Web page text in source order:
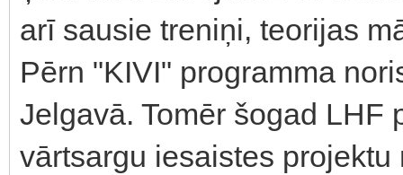
arī sausie treniņi, teorijas
Pērn "KIVI" programma
Jelgavā. Tomēr šogad LHF
vārtsargu iesaistes